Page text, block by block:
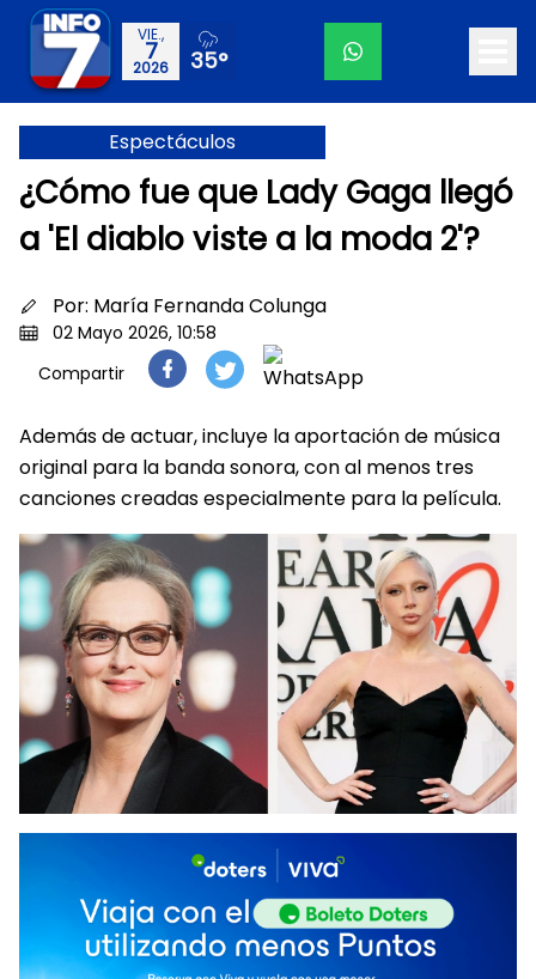
VIE.,
7
2026 35°
Espectáculos
¿Cómo fue que Lady Gaga llegó
a 'El diablo viste a la moda 2'?
Por: María Fernanda Colunga
02 Mayo 2026, 10:58
Compartir
Además de actuar, incluye la aportación de música
original para la banda sonora, con al menos tres
canciones creadas especialmente para la película.